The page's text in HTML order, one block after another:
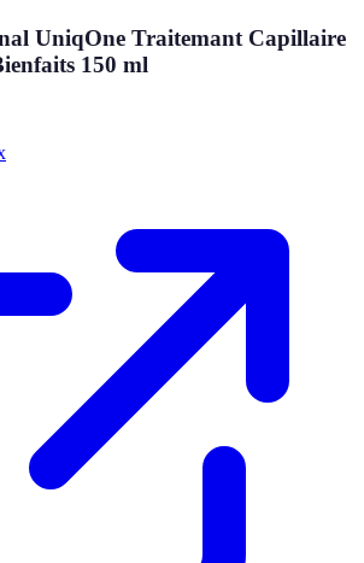
UniqOne Traitemant Capillaire
150 ml